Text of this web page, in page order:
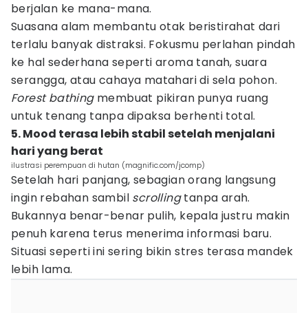
berjalan ke mana-mana.
Suasana alam membantu otak beristirahat dari
terlalu banyak distraksi. Fokusmu perlahan pindah
ke hal sederhana seperti aroma tanah, suara
serangga, atau cahaya matahari di sela pohon.
Forest bathingmembuat pikiran punya ruang
untuk tenang tanpa dipaksa berhenti total.
5. Mood terasa lebih stabil setelah menjalani
hari yang berat
ilustrasi perempuan di hutan (magnific.com/jcomp)
Setelah hari panjang, sebagian orang langsung
ingin rebahan sambil scrollingtanpa arah.
Bukannya benar-benar pulih, kepala justru makin
penuh karena terus menerima informasi baru.
Situasi seperti ini sering bikin stres terasa mandek
lebih lama.